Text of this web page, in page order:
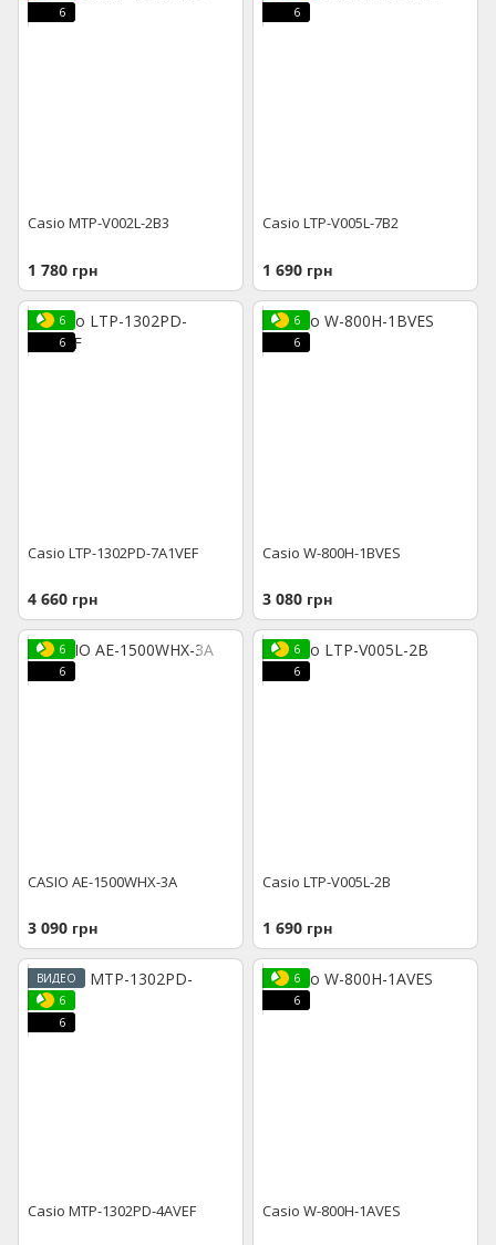
6
Casio MTP-V002L-2B3
1 780 грн
6
Casio LTP-V005L-7B2
1 690 грн
6
6
Casio LTP-1302PD-7A1VEF
4 660 грн
6
6
Casio W-800H-1BVES
3 080 грн
6
6
CASIO AE-1500WHX-3A
3 090 грн
6
6
Casio LTP-V005L-2B
1 690 грн
ВИДЕО
6
6
Casio MTP-1302PD-4AVEF
6
6
Casio W-800H-1AVES